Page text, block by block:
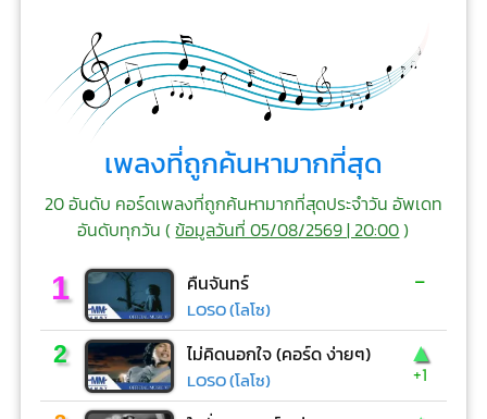
เพลงที่ถูกค้นหามากที่สุด
20 อันดับ คอร์ดเพลงที่ถูกค้นหามากที่สุดประจำวัน อัพเดท
อันดับทุกวัน (ข้อมูลวันที่ 05/08/2569 | 20:00)
1 คืนจันทร์
LOSO (โลโซ)
-
2 ไม่คิดนอกใจ (คอร์ด ง่ายๆ)
LOSO (โลโซ)
▲
+1